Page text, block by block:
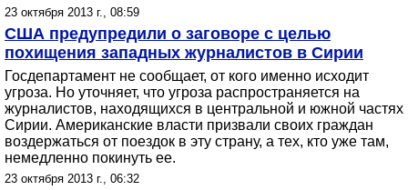
23 октября 2013 г., 08:59
США предупредили о заговоре с целью
похищения западных журналистов в Сирии
Госдепартамент не сообщает, от кого именно исходит
угроза. Но уточняет, что угроза распространяется на
журналистов, находящихся в центральной и южной частях
Сирии. Американские власти призвали своих граждан
воздержаться от поездок в эту страну, а тех, кто уже там,
немедленно покинуть ее.
23 октября 2013 г., 06:32